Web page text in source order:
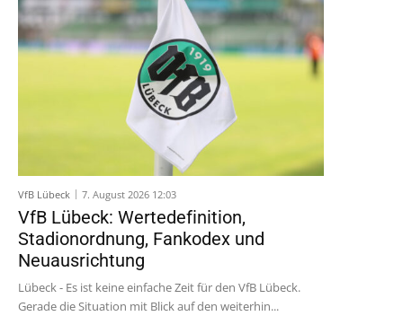
VfB Lübeck 7. August 2026 12:03
VfB Lübeck: Wertedefinition,
Stadionordnung, Fankodex und
Neuausrichtung
Lübeck - Es ist keine einfache Zeit für den VfB Lübeck.
Gerade die Situation mit Blick auf den weiterhin...